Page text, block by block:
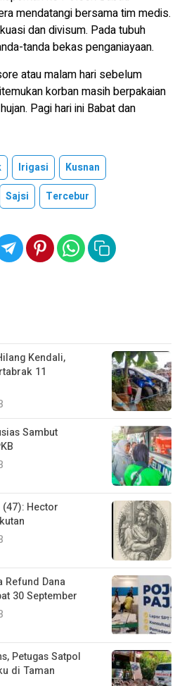
mendatangi bersama tim medis.
dan divisum. Pada tubuh
tanda bekas penganiayaan.
atau malam hari sebelum
korban masih berpakaian
Pagi hari ini Babat dan
Irigasi
Kusnan
Sajsi Tercebur
Kendali,
11
Sambut
Hector
Refund Dana
30 September
Petugas Satpol
di Taman